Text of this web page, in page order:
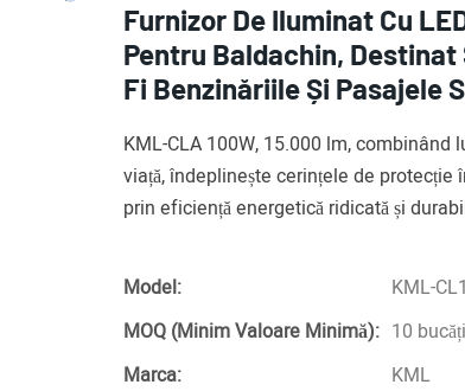
Furnizor De Iluminat Cu
Pentru Baldachin,
Fi Benzinăriile Și Pasajele
KML-CLA 100W, 15.000 lm,
viață, îndeplinește cerințele de
prin eficiență energetică ridicată și
Model:
KML-
MOQ (minim Valoare Minimă): 10 bucăți
Marca:
KML